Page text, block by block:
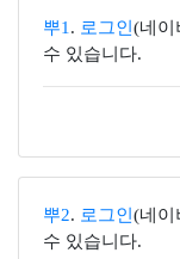
뿌1 . 로그인 (네이
수 있습니다.
뿌2. 로그인 (네이
수 있습니다.